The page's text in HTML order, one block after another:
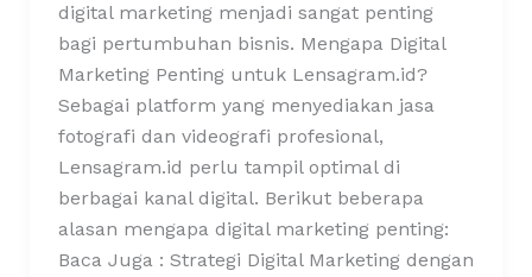
digital marketing menjadi sangat penting
bagi pertumbuhan bisnis. Mengapa Digital
Marketing Penting untuk Lensagram.id?
Sebagai platform yang menyediakan jasa
fotografi dan videografi profesional,
Lensagram.id perlu tampil optimal di
berbagai kanal digital. Berikut beberapa
alasan mengapa digital marketing penting:
Baca Juga : Strategi Digital Marketing dengan